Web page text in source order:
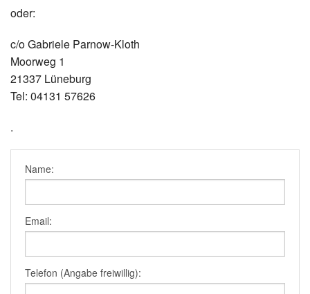
oder:
c/o Gabriele Parnow-Kloth
Moorweg 1
21337 Lüneburg
Tel: 04131 57626
.
Name:
Email:
Telefon (Angabe freiwillig):